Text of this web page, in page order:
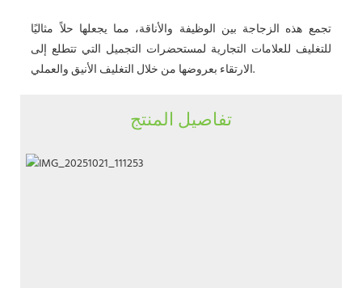
تجمع هذه الزجاجة بين الوظيفة والأناقة، مما يجعلها حلاً مثاليًا
للتغليف للعلامات التجارية لمستحضرات التجميل التي تتطلع إلى
الارتقاء بعروضها من خلال التغليف الأنيق والعملي.
تفاصيل المنتج